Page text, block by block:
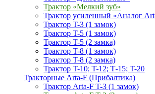
Трактор «Мелкий зуб»
Трактор усиленный «Аналог
Трактор T-3 (1 замок)
Трактор T-5 (1 замок)
Трактор T-5 (2 замка)
Трактор T-8 (1 замок)
Трактор T-8 (2 замка)
Трактор T-10; T-12; Т-15; T-20
Тракторные Arta-F (Прибалтика)
Трактор Arta-F T-3 (1 замок)